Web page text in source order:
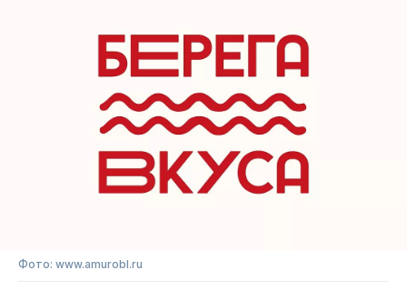
Фото: www.amurobl.ru